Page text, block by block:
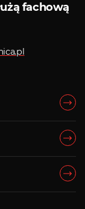
fachową